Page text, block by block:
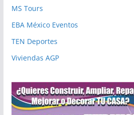
MS Tours
EBA México Eventos
TEN Deportes
Viviendas AGP